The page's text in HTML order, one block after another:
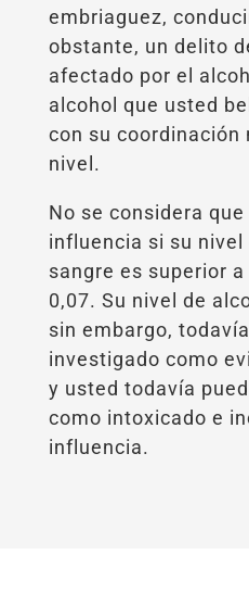
embriaguez,
obstante, un delito
afectado por el
alcohol que usted
con su
nivel.
No se considera
influencia si su nivel
sangre es superior
0,07. Su nivel de
sin embargo,
investigado como
y usted todavía
como intoxicado e
influencia.